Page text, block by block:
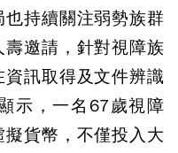
持續關注弱勢族群
邀請，針對視障族
訊取得及文件辨識
示，一名67歲視障
貨幣，不僅投入大